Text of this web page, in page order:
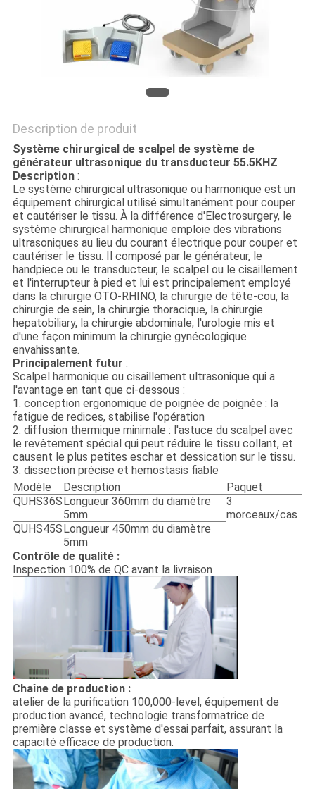
Description de produit
Système chirurgical de scalpel de système de
générateur ultrasonique du transducteur 55.5KHZ
Description:
Le système chirurgical ultrasonique ou harmonique est un
équipement chirurgical utilisé simultanément pour couper
et cautériser le tissu. À la différence d'Electrosurgery, le
système chirurgical harmonique emploie des vibrations
ultrasoniques au lieu du courant électrique pour couper et
cautériser le tissu. Il composé par le générateur, le
handpiece ou le transducteur, le scalpel ou le cisaillement
et l'interrupteur à pied et lui est principalement employé
dans la chirurgie OTO-RHINO, la chirurgie de tête-cou, la
chirurgie de sein, la chirurgie thoracique, la chirurgie
hepatobiliary, la chirurgie abdominale, l'urologie mis et
d'une façon minimum la chirurgie gynécologique
envahissante.
Principalement futur :
Scalpel harmonique ou cisaillement ultrasonique qui a
l'avantage en tant que ci-dessous :
1. conception ergonomique de poignée de poignée : la
fatigue de redices, stabilise l'opération
2. diffusion thermique minimale : l'astuce du scalpel avec
le revêtement spécial qui peut réduire le tissu collant, et
causent le plus petites eschar et dessication sur le tissu.
3. dissection précise et hemostasis fiable
Modèle
Description
Paquet
QUHS36S Longueur 360mm du diamètre
5mm
3
morceaux/cas
QUHS45S Longueur 450mm du diamètre
5mm
Contrôle de qualité :
Inspection 100% de QC avant la livraison
Chaîne de production :
atelier de la purification 100,000-level, équipement de
production avancé, technologie transformatrice de
première classe et système d'essai parfait, assurant la
capacité efficace de production.